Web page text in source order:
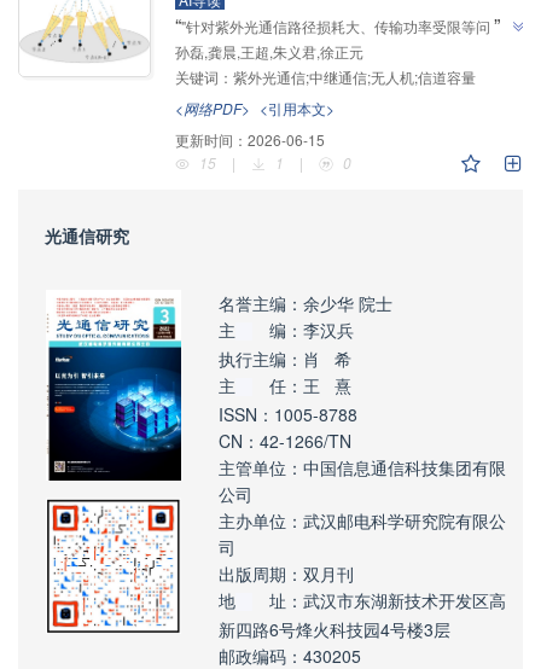
“"针对紫外光通信路径损耗大、传输功率受限等问
题"，研究团队探索了无人机作为紫外中继节点的最优
部署课题，验证了差分进化算法的有效性，为紫外通信
网络建设提供了解决方案。
”
孙磊,龚晨,王超,朱义君,徐正元
关键词： 紫外光通信;中继通信;无人机;信道容量
<网络PDF> <引用本文>
更新时间： 2026-06-15
15
| 1 | 0
光通信研究
名誉主编：余少华 院士
主
编：李汉兵
执行主编：肖 希
主
任：王 熹
ISSN：1005-8788
CN：42-1266/TN
主管单位：中国信息通信科技集团有限
公司
主办单位：武汉邮电科学研究院有限公
司
出版周期：双月刊
地
址：武汉市东湖新技术开发区高
新四路6号烽火科技园4号楼3层
邮政编码：430205